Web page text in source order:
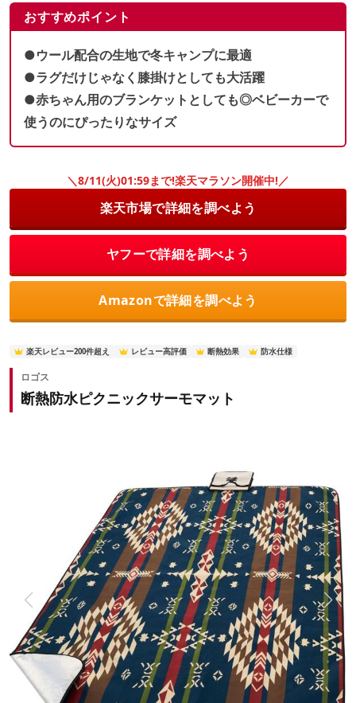
おすすめポイント
●ウール配合の生地で冬キャンプに最適
●ラグだけじゃなく膝掛けとしても大活躍
●赤ちゃん用のブランケットとしても◎ベビーカーで
使うのにぴったりなサイズ
＼8/11(火)01:59まで!楽天マラソン開催中!／
楽天市場で詳細を調べよう
ヤフーで詳細を調べよう
Amazonで詳細を調べよう
楽天レビュー200件超え レビュー高評価 断熱効果 防水仕様
ロゴス
断熱防水ピクニックサーモマット